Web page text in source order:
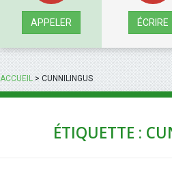
APPELER ÉCRIRE
ACCUEIL>CUNNILINGUS
ÉTIQUETTE :